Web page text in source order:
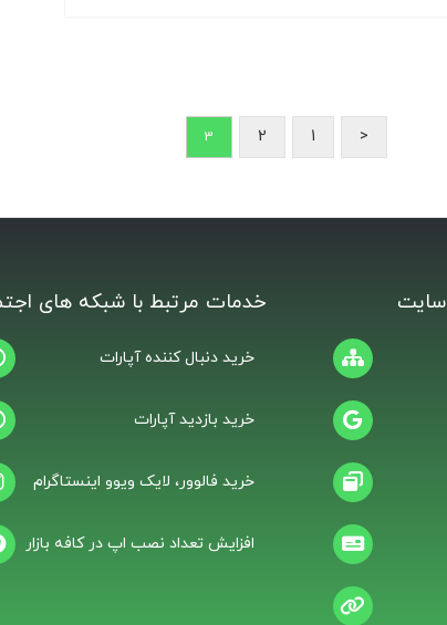
<
1
2
3
خدمات مرتبط با شبکه های
خرید دنبال کننده آپارات
خرید بازدید آپارات
خرید فالوور، لایک ویوو اینستاگرام
افزایش تعداد نصب اپ در کافه بازار